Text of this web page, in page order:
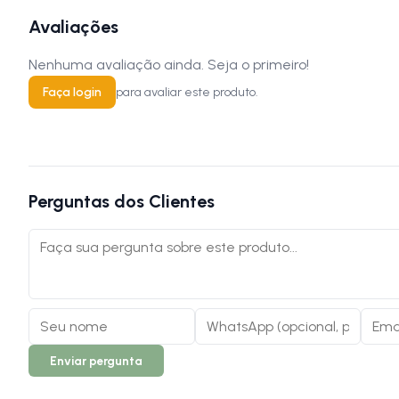
Avaliações
Nenhuma avaliação ainda. Seja o primeiro!
Faça login para avaliar este produto.
Perguntas dos Clientes
Enviar pergunta